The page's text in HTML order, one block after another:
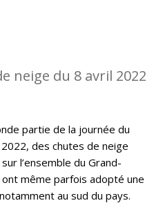
neige du 8 avril 2022
partie de la journée du
des chutes de neige
l’ensemble du Grand-
ont même parfois adopté une
au sud du pays.